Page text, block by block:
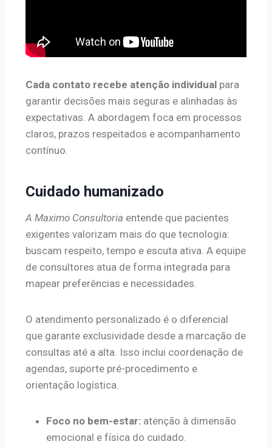
Cada contato recebe atenção individual para
garantir decisões mais seguras e alinhadas às
expectativas. A abordagem foca em processos
claros, prazos respeitados e acompanhamento
contínuo.
Cuidado humanizado
A Maximo Consultoria entende que pacientes
exigentes valorizam mais do que tecnologia:
buscam respeito, tempo e escuta ativa. A equipe
de consultores atua de forma integrada para
mapear preferências e necessidades.
O atendimento personalizado é o diferencial
que garante exclusividade desde a marcação de
consultas até a alta. Isso inclui coordenação de
agendas, suporte pré-procedimento e
orientação logística.
Foco no bem-estar: atenção à dimensão
emocional e física do cuidado.